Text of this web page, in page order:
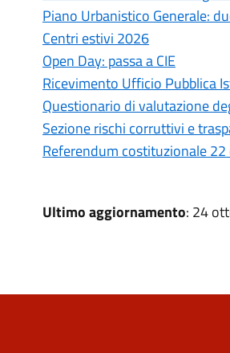
Piano Urbanistico Generale:
Centri estivi 2026
Open Day: passa a CIE
Ricevimento Ufficio Pubblica
Questionario di valutazione
Sezione rischi corruttivi e
Referendum costituzionale
Ultimo aggiornamento: 24